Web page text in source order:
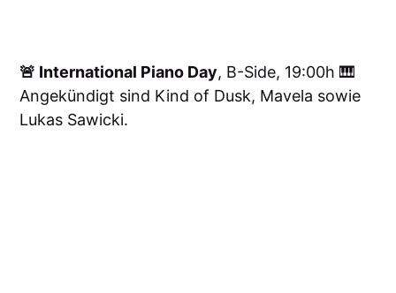
🚨 International Piano Day, B-Side, 19:00h 🎹
Angekündigt sind Kind of Dusk, Mavela sowie
Lukas Sawicki.